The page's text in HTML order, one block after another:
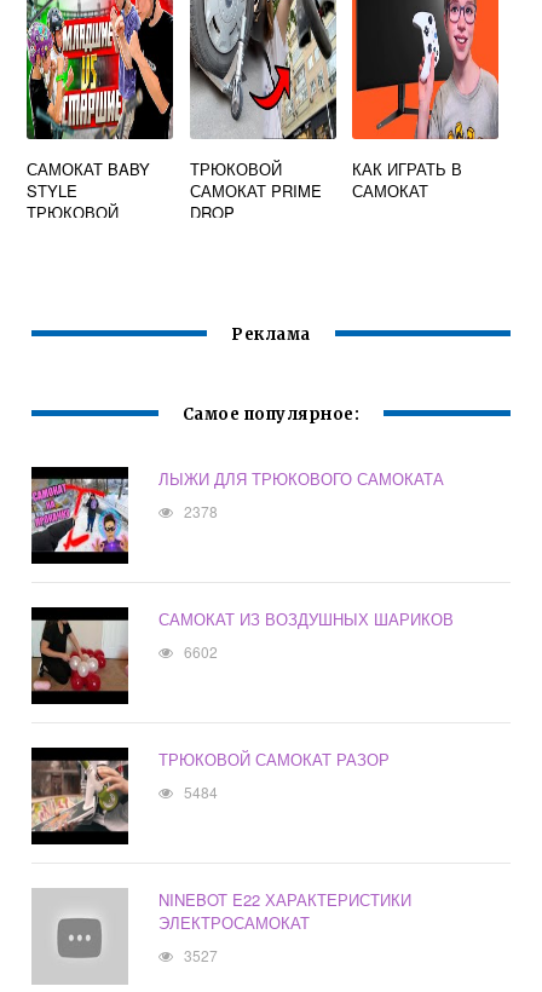
САМОКАТ BABY
STYLE
ТРЮКОВОЙ
ТРЮКОВОЙ
САМОКАТ PRIME
DROP
КАК ИГРАТЬ В
САМОКАТ
Реклама
Самое популярное:
ЛЫЖИ ДЛЯ ТРЮКОВОГО САМОКАТА
2378
САМОКАТ ИЗ ВОЗДУШНЫХ ШАРИКОВ
6602
ТРЮКОВОЙ САМОКАТ РАЗОР
5484
NINEBOT E22 ХАРАКТЕРИСТИКИ
ЭЛЕКТРОСАМОКАТ
3527